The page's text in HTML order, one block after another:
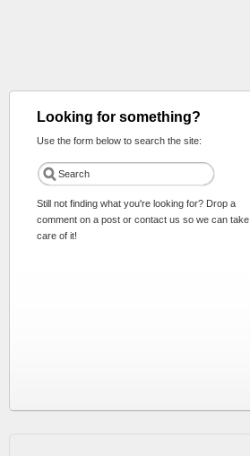
Looking for something?
Use the form below to search the site:
Still not finding what you're looking for? Drop a
comment on a post or contact us so we can take
care of it!